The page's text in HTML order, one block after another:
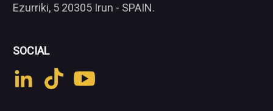
Ezurriki, 5 20305 Irun - SPAIN.
SOCIAL